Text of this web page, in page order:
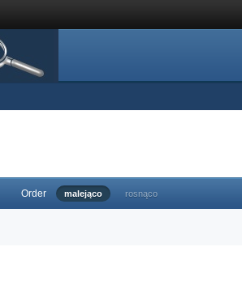
Order malejąco rosnąco